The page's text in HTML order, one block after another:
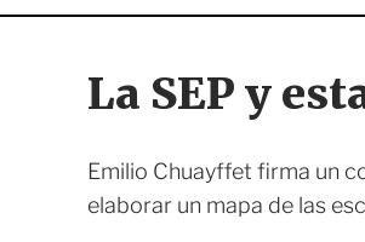
e
La SEP y
Emilio Chuayffet firma un
elaborar un mapa de las